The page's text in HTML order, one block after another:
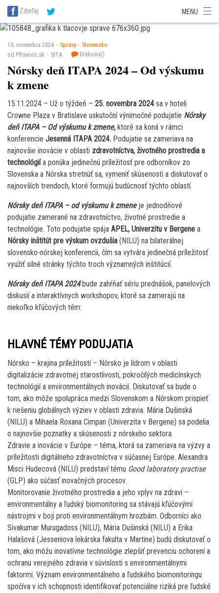
SITA Energetika
SITA Potravinárstvo
Zdieľaj MENU
15. novembra 2024 Správy
Slovensko
od PRservis.sk
SITA Diskusia()
Nórsky deň ITAPA 2024 – Od výskumu
k zmene
15.11.2024 – Už o týždeň – 25. novembra 2024 sa v hoteli
Crowne Plaza v Bratislave uskutoční výnimočné podujatie Nórsky
deň ITAPA – Od výskumu k zmene,ktoré sa koná v rámci
konferencie Jesenná ITAPA 2024. Podujatie sa zameriava na
najnovšie inovácie v oblasti zdravotníctva, životného prostredia a
technológiía ponúka jedinečnú príležitosť pre odborníkov zo
Slovenska a Nórska stretnúť sa, vymeniť skúsenosti a diskutovať o
najnovších trendoch, ktoré formujú budúcnosť týchto oblastí.
Nórsky deň ITAPA – od výskumu k zmene je jednodňové
podujatie zamerané na zdravotníctvo, životné prostredie a
technológie. Toto podujatie spája APEL, Univerzitu v Bergene a
Nórsky inštitút pre výskum ovzdušia (NILU) na bilaterálnej
slovensko-nórskej konferencii, čím sa vytvára jedinečná príležitosť
využiť silné stránky týchto troch významných inštitúcií.
Nórsky deň ITAPA 2024bude zahŕňať sériu prednášok, panelových
diskusií a interaktívnych workshopov, ktoré sa zamerajú na
niekoľko kľúčových tém:
HLAVNÉ TÉMY PODUJATIA
Nórsko – krajina príležitostí – Nórsko je lídrom v oblasti
digitalizácie zdravotnej starostlivosti, pokročilých medicínskych
technológií a environmentálnych inovácií. Diskutovať sa bude o
tom, ako môže spolupráca medzi Slovenskom a Nórskom prispieť
k riešeniu globálnych výziev v oblasti zdravia. Mária Dušinská
(NILU) a Mihaela Roxana Cimpan (Univerzita v Bergene) sa podelia
o najnovšie poznatky a skúsenosti z nórskeho sektora.
Zdravie a inovácie v Európe – téma, ktorá sa zameriava na výzvy a
príležitosti digitálneho zdravotníctva v súčasnej Európe. Alexandra
Misci Hudecová (NILU) predstaví tému Good laboratory practise
(GLP) ako súčasť inovačných procesov.
Monitorovanie životného prostredia a jeho vplyv na zdravi –
environmentálny a ľudský biomonitoring sa stávajú kľúčovými
nástrojmi v boji proti environmentálnym hrozbám. Odborníci ako
Sivakumar Murugadoss (NILU), Mária Dušinská (NILU) a Erika
Halašová (Jesseniova lekárska fakulta v Martine) budú diskutovať o
tom, ako môžu inovatívne technológie zlepšiť prevenciu ochorení a
ochranu verejného zdravia v súvislosti s environmentálnymi
faktormi. Význam environmentálneho a ľudského biomonitoringu
spočíva v ich schopnosti identifikovať potenciálne riziká pre ľudské